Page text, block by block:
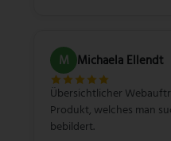
M Michaela Ellendt
Übersichtlicher
Produkt, welches man
bebildert.